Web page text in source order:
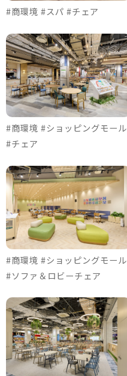
#商環境 #スパ #チェア
#商環境 #ショッピングモール
#チェア
#商環境 #ショッピングモール
#ソファ＆ロビーチェア